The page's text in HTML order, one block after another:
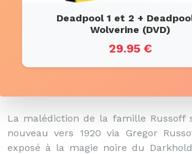
Deadpool 1 et 2 +
Wolverine (DVD)
29.95 €
La malédiction de la famille Russoff
nouveau vers 1920 via Gregor
exposé à la magie noire du